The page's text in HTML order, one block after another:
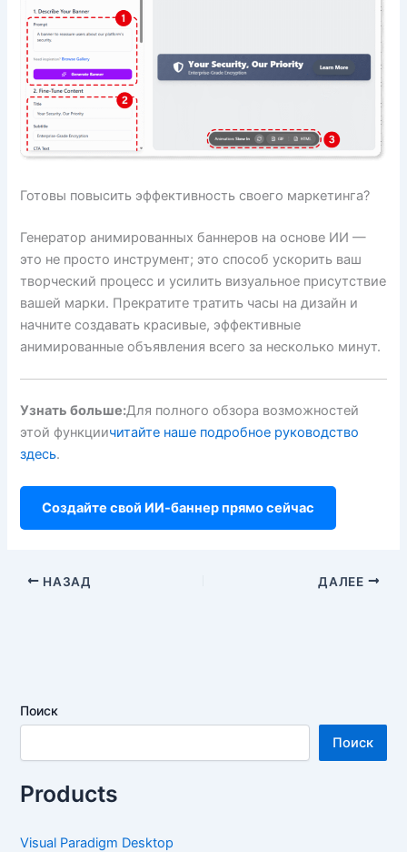
Готовы повысить эффективность своего маркетинга?
Генератор анимированных баннеров на основе ИИ —
это не просто инструмент; это способ ускорить ваш
творческий процесс и усилить визуальное присутствие
вашей марки. Прекратите тратить часы на дизайн и
начните создавать красивые, эффективные
анимированные объявления всего за несколько минут.
Узнать больше:Для полного обзора возможностей
этой функциичитайте наше подробное руководство
здесь.
Создайте свой ИИ-баннер прямо сейчас
НАЗАД ДАЛЕЕ
Поиск
Поиск
Products
Visual Paradigm Desktop